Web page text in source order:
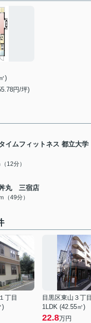
)
円/坪)
イムフィットネス 都立大学
12分）
丸 三宿店
（49分）
丁目
)
目黒区東山３丁目
1LDK (42.55㎡)
22.8万円